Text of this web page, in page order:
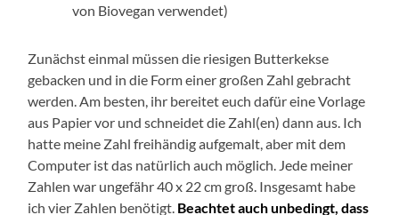
von Biovegan verwendet)
Zunächst einmal müssen die riesigen Butterkekse
gebacken und in die Form einer großen Zahl gebracht
werden. Am besten, ihr bereitet euch dafür eine Vorlage
aus Papier vor und schneidet die Zahl(en) dann aus. Ich
hatte meine Zahl freihändig aufgemalt, aber mit dem
Computer ist das natürlich auch möglich. Jede meiner
Zahlen war ungefähr 40 x 22 cm groß. Insgesamt habe
ich vier Zahlen benötigt. Beachtet auch unbedingt, dass